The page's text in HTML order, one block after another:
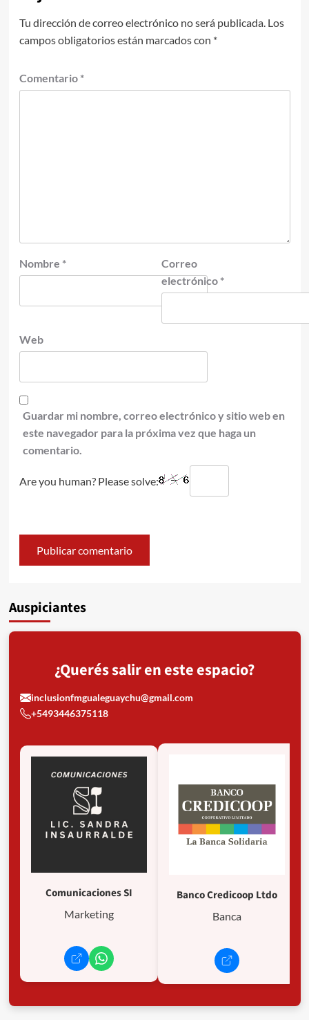
Tu dirección de correo electrónico no será publicada. Los
campos obligatorios están marcados con *
Comentario *
Nombre *
Correo
electrónico *
Web
Guardar mi nombre, correo electrónico y sitio web en
este navegador para la próxima vez que haga un
comentario.
Are you human? Please solve:
Auspiciantes
¿Querés salir en este espacio?
inclusionfmgualeguaychu@gmail.com
+5493446375118
Comunicaciones SI
Marketing
Banco Credicoop Ltdo
Banca